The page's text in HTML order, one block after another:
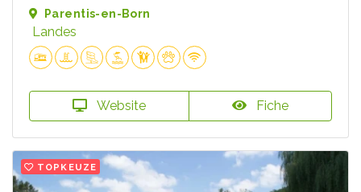
Parentis-en-Born
Landes
Website Fiche
TOPKEUZE